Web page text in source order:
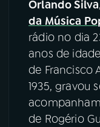
Orlando Silva
da Música
rádio no dia
anos de
de Francisco
1935, gravou
de Rogério